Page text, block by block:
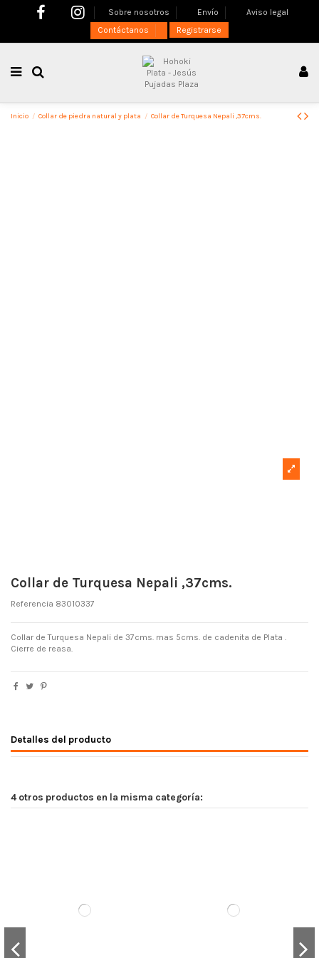
Sobre nosotros Envío
Aviso legal
Contáctanos
Registrarse
Inicio Collar de piedra natural y plata Collar de Turquesa Nepali ,37cms.
Collar de Turquesa Nepali ,37cms.
Referencia 83010337
Collar de Turquesa Nepali de 37cms. mas 5cms. de cadenita de Plata .
Cierre de reasa.
Detalles del producto
4 otros productos en la misma categoría: